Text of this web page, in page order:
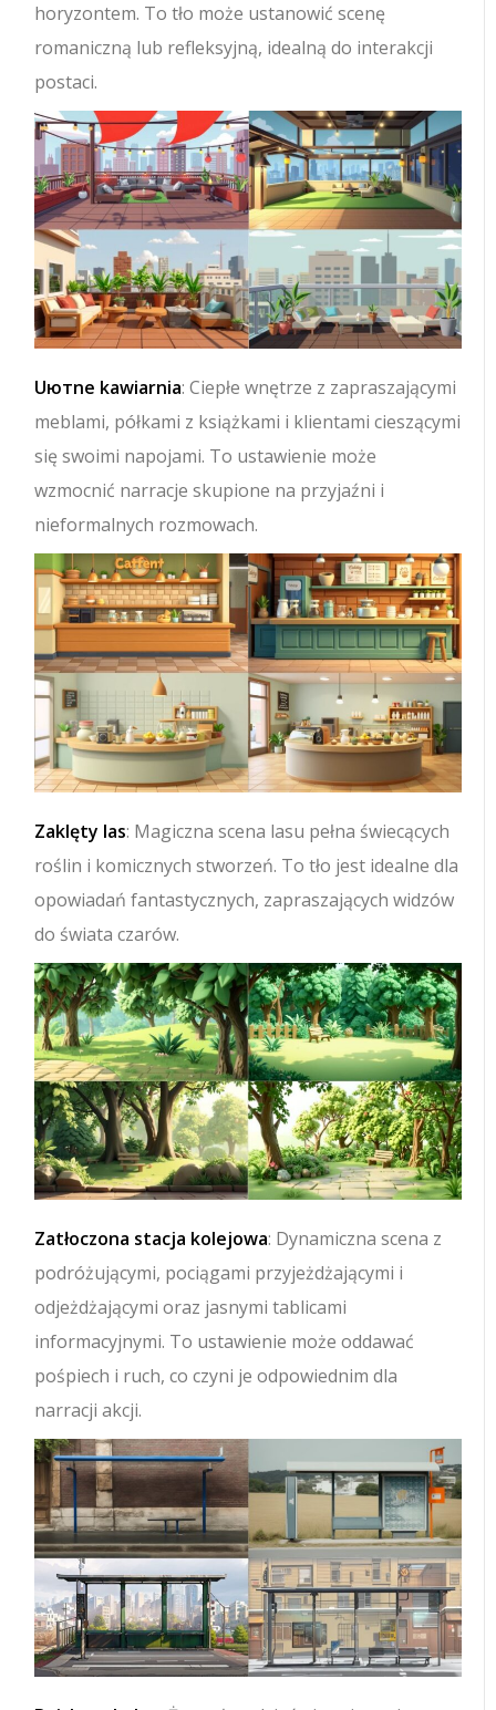
horyzontem. To tło może ustanowić scenę
romaniczną lub refleksyjną, idealną do interakcji
postaci.
Uютne kawiarnia: Ciepłe wnętrze z zapraszającymi
meblami, półkami z książkami i klientami cieszącymi
się swoimi napojami. To ustawienie może
wzmocnić narracje skupione na przyjaźni i
nieformalnych rozmowach.
Zaklęty las: Magiczna scena lasu pełna świecących
roślin i komicznych stworzeń. To tło jest idealne dla
opowiadań fantastycznych, zapraszających widzów
do świata czarów.
Zatłoczona stacja kolejowa: Dynamiczna scena z
podróżującymi, pociągami przyjeżdżającymi i
odjeżdżającymi oraz jasnymi tablicami
informacyjnymi. To ustawienie może oddawać
pośpiech i ruch, co czyni je odpowiednim dla
narracji akcji.